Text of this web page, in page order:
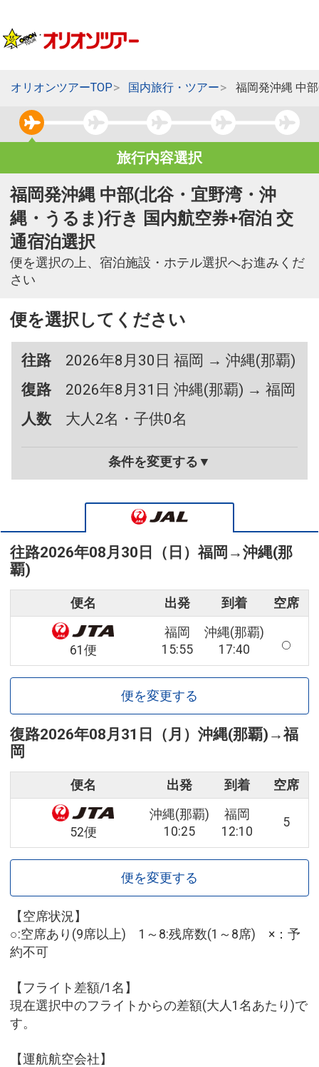
オリオンツアーTOP 国内旅行・ツアー 福岡発沖縄 中
旅行内容選択
福岡発沖縄 中部(北谷・宜野湾・沖
縄・うるま)行き 国内航空券+宿泊 交
通宿泊選択
便を選択の上、宿泊施設・ホテル選択へお進みくだ
さい
便を選択してください
往路
2026年8月30日 福岡 → 沖縄(那覇)
復路
2026年8月31日 沖縄(那覇) → 福岡
人数
大人2名・子供0名
条件を変更する▼
往路2026年08月30日（日）福岡 →沖縄(那
覇)
便名 出発 到着 空席
61便
福岡
15:55
沖縄(那覇)
17:40
便を変更する
復路2026年08月31日（月） 沖縄(那覇) →福
岡
便名 出発 到着 空席
52便
沖縄(那覇)
10:25
福岡
12:10
5
便を変更する
【空席状況】
○:空席あり(9席以上) 1～8:残席数(1～8席) ×：予
約不可
【フライト差額/1名】
現在選択中のフライトからの差額(大人1名あたり)で
す。
【運航航空会社】